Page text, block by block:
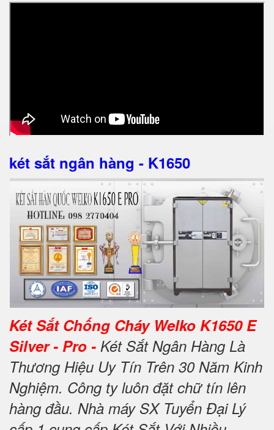
két sắt ngân hàng - K1650
Két Sắt Chống Cháy Welko K1650 E
Silver - Pro - Két Sắt Ngân Hàng Là
Thương Hiệu Uy Tín Trên 30 Năm Kinh
Nghiệm. Công ty luôn đặt chữ tín lên
hàng đầu. Nhà máy SX Tuyển Đại Lý